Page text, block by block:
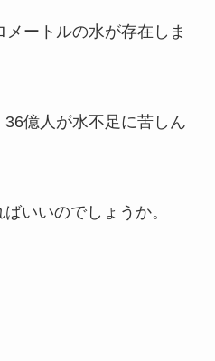
ートルの水が存在しま
億人が水不足に苦しん
いいのでしょうか。